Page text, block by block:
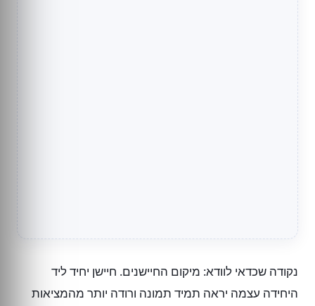
נקודה שכדאי לוודא: מיקום החיישנים. חיישן יחיד ליד
היחידה עצמה יראה תמיד תמונה ורודה יותר מהמציאות